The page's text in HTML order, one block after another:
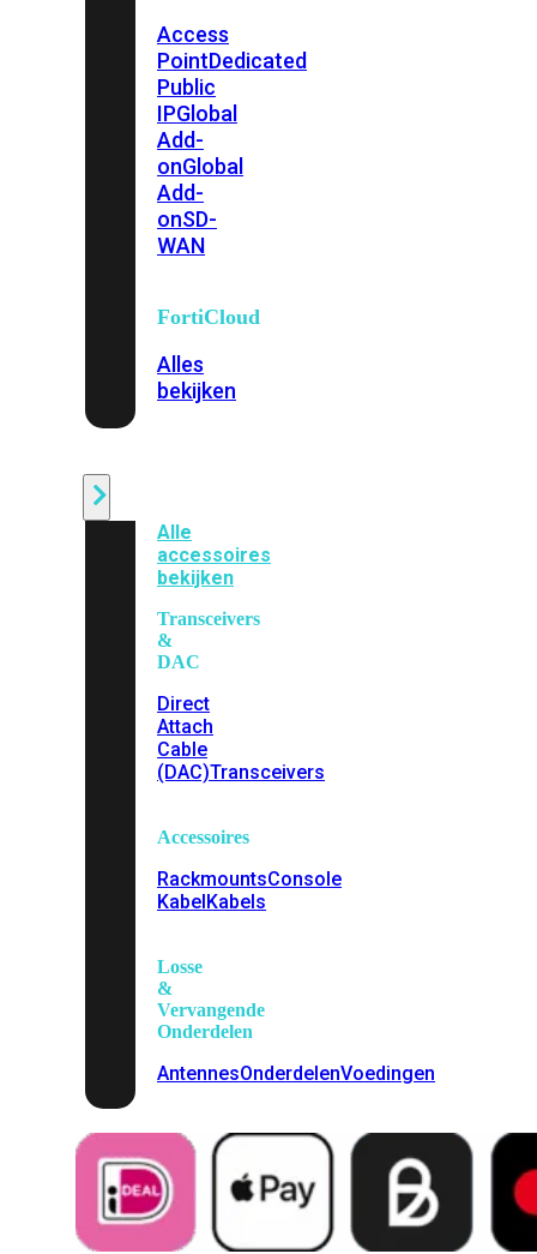
Access
PointDedicated
Public
IPGlobal
Add-
onGlobal
Add-
onSD-
WAN
FortiCloud
Alles
bekijken
Alle
accessoires
bekijken
Transceivers
&
DAC
Direct
Attach
Cable
(DAC)Transceivers
Accessoires
RackmountsConsole
KabelKabels
Losse
&
Vervangende
Onderdelen
AntennesOnderdelenVoedingen